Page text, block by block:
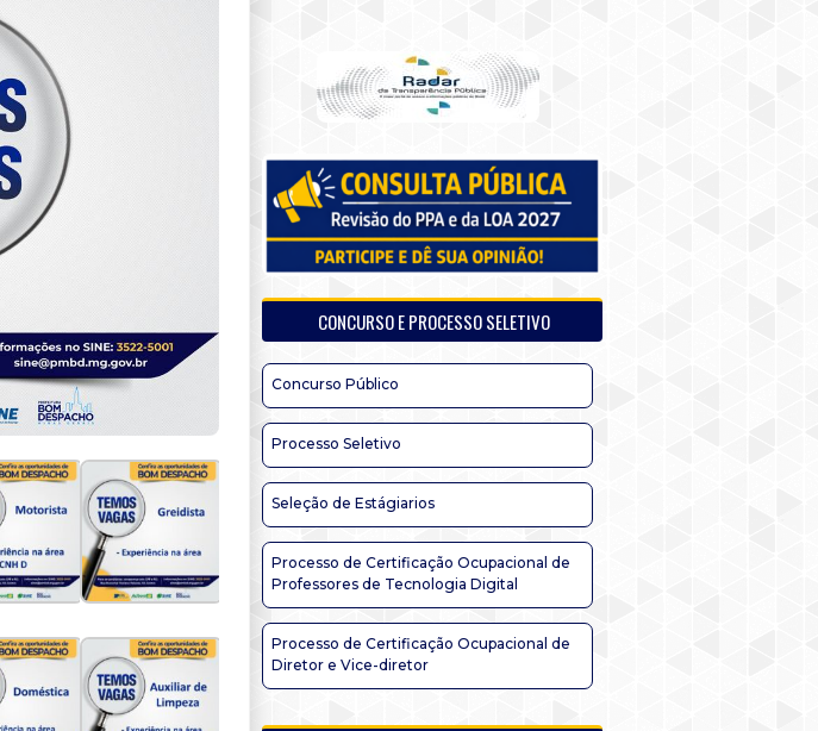
CONCURSO E PROCESSO SELETIVO
Concurso Público
Processo Seletivo
Seleção de Estágiarios
Processo de Certificação Ocupacional de
Professores de Tecnologia Digital
Processo de Certificação Ocupacional de
Diretor e Vice-diretor